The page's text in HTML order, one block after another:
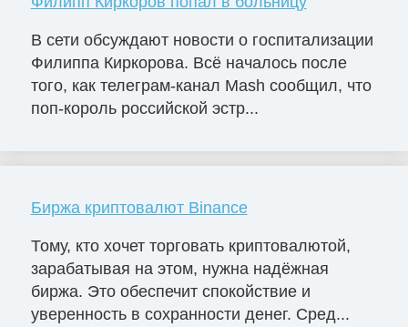
В сети обсуждают новости о госпитализации
Филиппа Киркорова. Всё началось после
того, как телеграм-канал Mash сообщил, что
поп-король российской эстр...
Биржа криптовалют Binance
Тому, кто хочет торговать криптовалютой,
зарабатывая на этом, нужна надёжная
биржа. Это обеспечит спокойствие и
уверенность в сохранности денег. Сред...